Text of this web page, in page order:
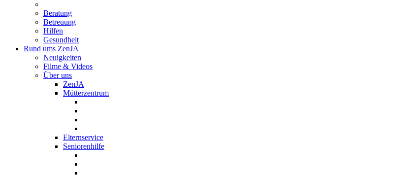
Beratung
Betreuung
Hilfen
Gesundheit
Rund ums ZenJA
Neuigkeiten
Filme & Videos
Über uns
ZenJA
Mütterzentrum
Elternservice
Seniorenhilfe